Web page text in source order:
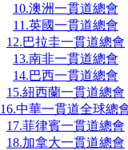
10.澳洲一貫道總會
11.英國一貫道總會
12.巴拉圭一貫道總會
13.南非一貫道總會
14.巴西一貫道總會
15.紐西蘭一貫道總會
16.中華一貫道全球總
17.菲律賓一貫道總會
18.加拿大一貫道總會